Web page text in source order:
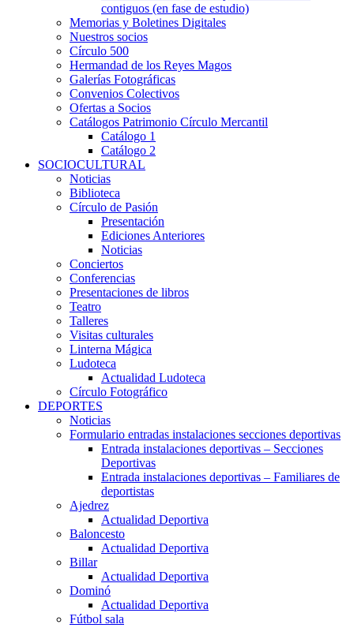
contiguos (en fase de estudio)
Memorias y Boletines Digitales
Nuestros socios
Círculo 500
Hermandad de los Reyes Magos
Galerías Fotográficas
Convenios Colectivos
Ofertas a Socios
Catálogos Patrimonio Círculo Mercantil
Catálogo 1
Catálogo 2
SOCIOCULTURAL
Noticias
Biblioteca
Círculo de Pasión
Presentación
Ediciones Anteriores
Noticias
Conciertos
Conferencias
Presentaciones de libros
Teatro
Talleres
Visitas culturales
Linterna Mágica
Ludoteca
Actualidad Ludoteca
Círculo Fotográfico
DEPORTES
Noticias
Formulario entradas instalaciones secciones deportivas
Entrada instalaciones deportivas – Secciones
Deportivas
Entrada instalaciones deportivas – Familiares de
deportistas
Ajedrez
Actualidad Deportiva
Baloncesto
Actualidad Deportiva
Billar
Actualidad Deportiva
Dominó
Actualidad Deportiva
Fútbol sala